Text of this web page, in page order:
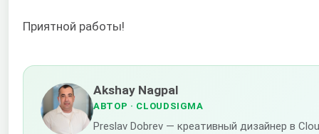
Приятной работы!
Akshay Nagpal
АВТОР · CLOUDSIGMA
Preslav Dobrev — креативный дизайнер в